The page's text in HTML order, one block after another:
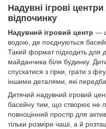
Надувні ігрові
відпочинку
Надувний ігровий центр —
водою, де поєднуються
Такий формат підходить для
майданчика біля будинку.
спускатися з гірки, грати з
іншими деталями, які
Дитячий надувний ігровий
басейну тим, що створює не
повноцінний простір для
тільки розміри чаші, а й